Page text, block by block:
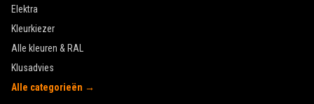
Elektra
Kleurkiezer
Alle kleuren & RAL
Klusadvies
Alle categorieën →